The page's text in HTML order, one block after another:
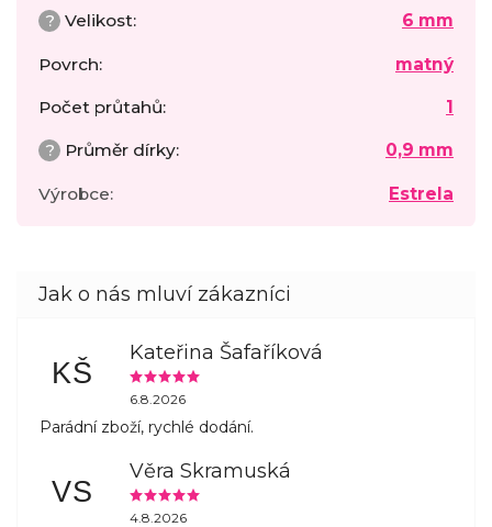
? Velikost: 6 mm
Povrch: matný
Počet průtahů: 1
? Průměr dírky: 0,9 mm
Výrobce: Estrela
KŠ
Kateřina Šafaříková
6.8.2026
Parádní zboží, rychlé dodání.
VS
Věra Skramuská
4.8.2026